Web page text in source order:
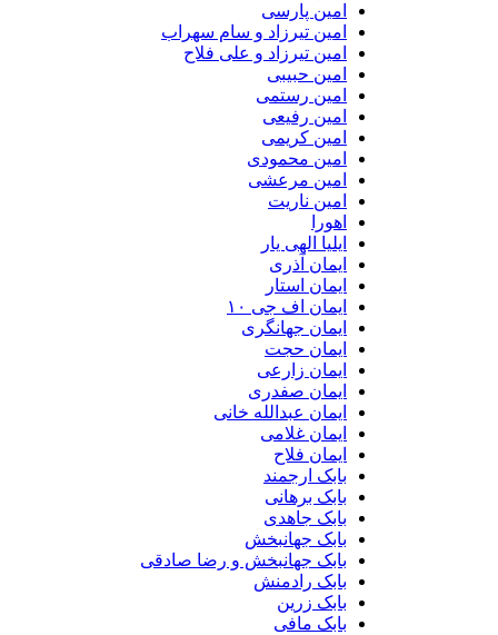
امین پارسی
امین تیرزاد و سام سهراب
امین تیرزاد و علی فلاح
امین حبیبی
امین رستمی
امین رفیعی
امین کریمی
امین محمودی
امین مرعشی
امین ناریت
ایلیا الهی یار
ایمان آذری
ایمان استار
ایمان اف جی ۱۰
ایمان جهانگری
ایمان حجت
ایمان زارعی
ایمان صفدری
ایمان عبدالله خانی
ایمان غلامی
ایمان فلاح
بابک ارجمند
بابک برهانی
بابک جاهدی
بابک جهانبخش
بابک جهانبخش و رضا صادقی
بابک رادمنش
بابک زرین
بابک مافی